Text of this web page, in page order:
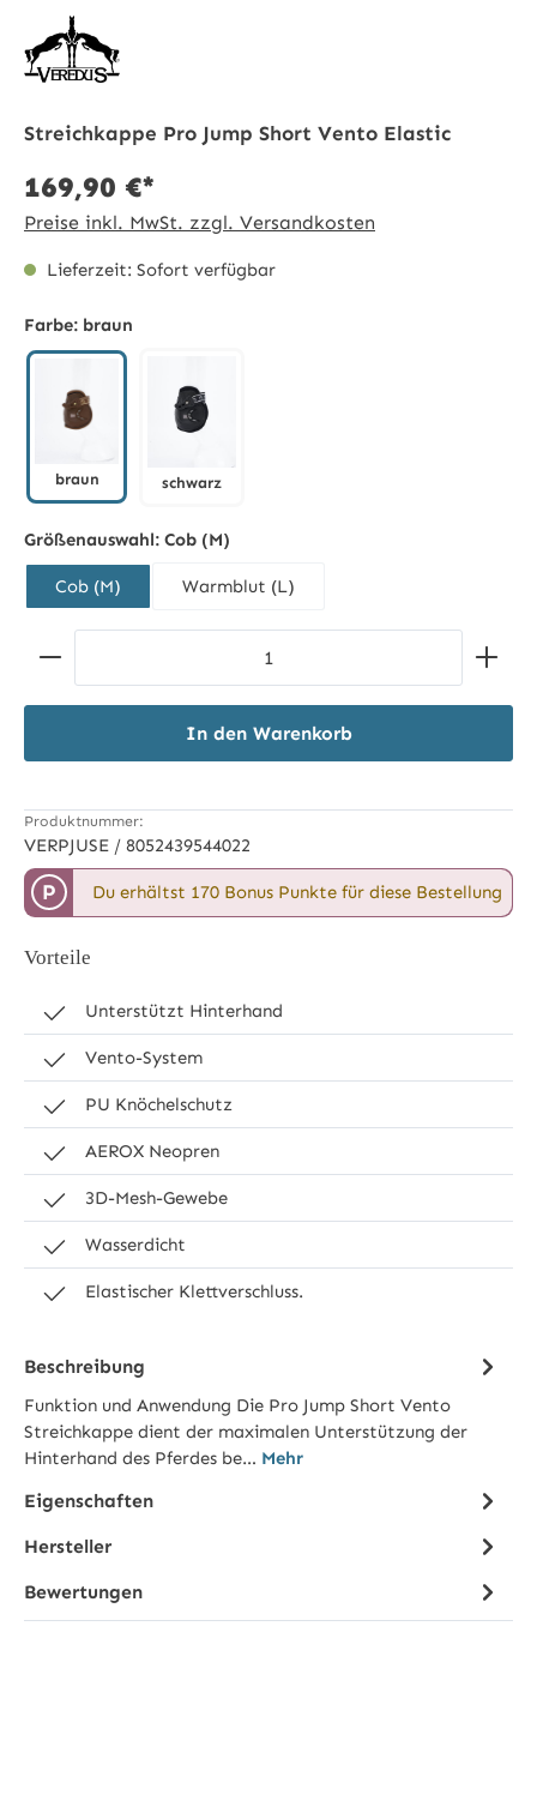
Streichkappe Pro Jump Short Vento Elastic
169,90 €*
Preise inkl. MwSt. zzgl. Versandkosten
Lieferzeit: Sofort verfügbar
Farbe: braun
braun schwarz
Größenauswahl: Cob (M)
Cob (M) Warmblut (L)
Produkt Anzahl: Gib den gewünschten Wert ein
In den Warenkorb
Produktnummer:
VERPJUSE / 8052439544022
P Du erhältst 170 Bonus Punkte für diese Bestellung
Vorteile
Unterstützt Hinterhand
Vento-System
PU Knöchelschutz
AEROX Neopren
3D-Mesh-Gewebe
Wasserdicht
Elastischer Klettverschluss.
Beschreibung
Funktion und Anwendung Die Pro Jump Short Vento
Streichkappe dient der maximalen Unterstützung der
Hinterhand des Pferdes be… Mehr
Eigenschaften
Hersteller
Bewertungen